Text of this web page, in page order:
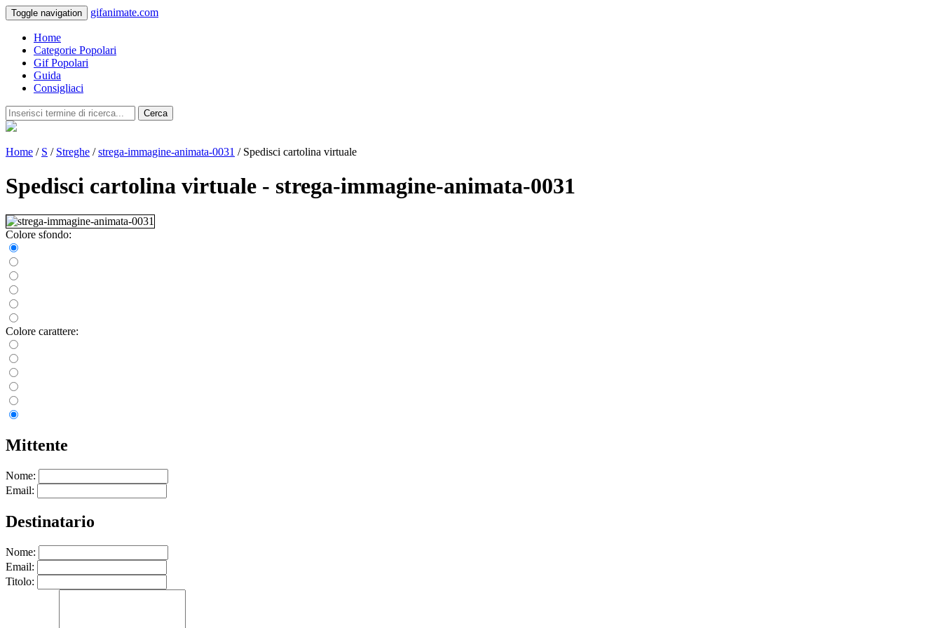
Toggle navigation gifanimate.com
Home
Categorie Popolari
Gif Popolari
Guida
Consigliaci
Cerca
Home / S / Streghe /strega-immagine-animata-0031 / Spedisci cartolina virtuale
Spedisci cartolina virtuale - strega-immagine-animata-0031
Colore sfondo:
Colore carattere:
Mittente
Nome:
Email:
Destinatario
Nome:
Email:
Titolo: